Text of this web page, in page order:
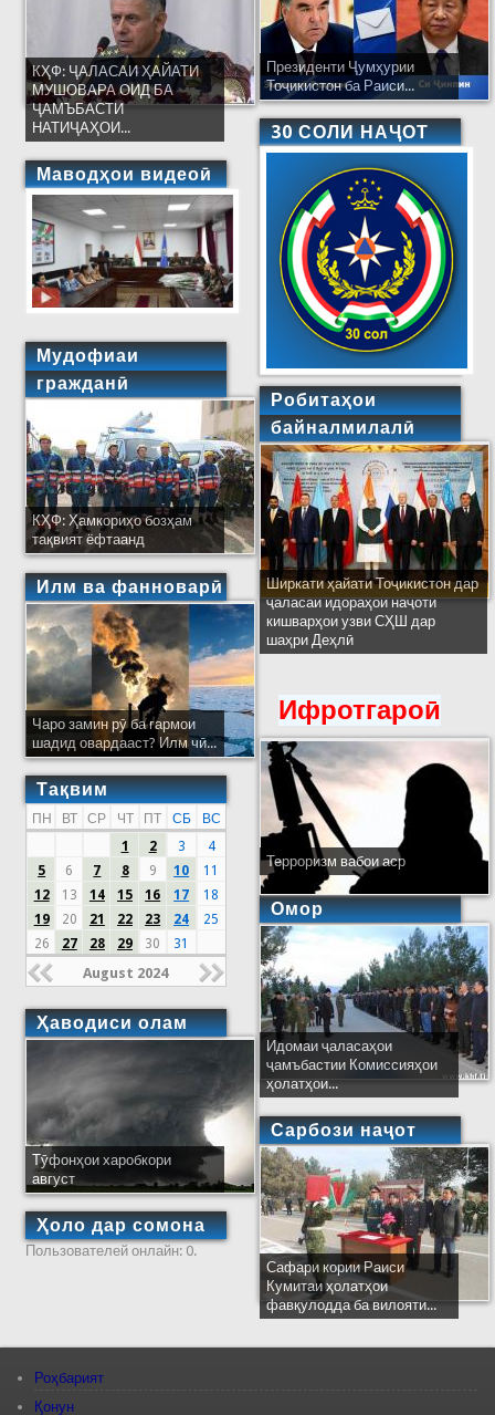
КҲФ: ҶАЛАСАИ ҲАЙАТИ
МУШОВАРА ОИД БА
ҶАМЪБАСТИ
НАТИҶАҲОИ...
Маводҳои видеоӣ
Мудофиаи
гражданӣ
КҲФ: Ҳамкориҳо бозҳам
тақвият ёфтаанд
Илм ва фанноварӣ
Чаро замин рӯ ба гармои
шадид овардааст? Илм чӣ...
Тақвим
ПН ВТ СР ЧТ ПТ СБ
ВС
1
2 3
4
5
6 7 8 9 10
11
12
13 14 15 16 17
18
19
20 21 22 23 24
25
26
27 28 29 30 31
August 2024
Ҳаводиси олам
Тӯфонҳои харобкори
август
Ҳоло дар сомона
Пользователей онлайн: 0.
Президенти Ҷумҳурии
Тоҷикистон ба Раиси...
30 СОЛИ НАҶОТ
Робитаҳои
байналмилалӣ
Ширкати ҳайати Тоҷикистон дар
ҷаласаи идораҳои наҷоти
кишварҳои узви СҲШ дар
шаҳри Деҳлӣ
Ифротгароӣ
Терроризм вабои аср
Омор
Идомаи ҷаласаҳои
ҷамъбастии Комиссияҳои
ҳолатҳои...
Сарбози наҷот
Сафари кории Раиси
Кумитаи ҳолатҳои
фавқулодда ба вилояти...
Роҳбарият
Қонун